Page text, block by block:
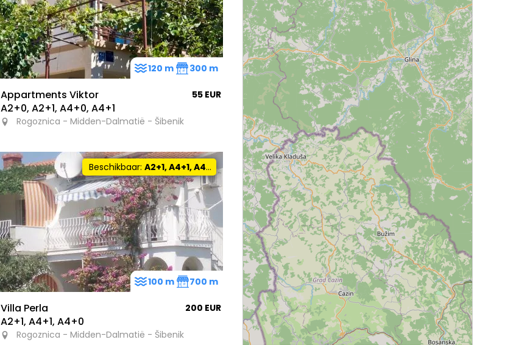
Appartments Viktor
A2+0, A2+1, A4+0, A4+1
55 EUR
Rogoznica - Midden-Dalmatië - Šibenik
120 m 300 m
Beschikbaar: A2+1, A4+1, A4+0
Villa Perla
A2+1, A4+1, A4+0
200 EUR
Rogoznica - Midden-Dalmatië - Šibenik
100 m 700 m